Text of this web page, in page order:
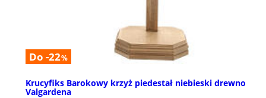
Do -22%
Krucyfiks Barokowy krzyż piedestał niebieski drewno
Valgardena